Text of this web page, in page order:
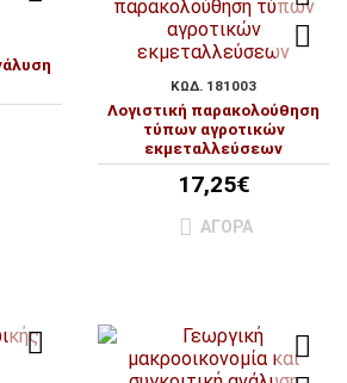
ΚΩΔ. 181003
Λογιστική παρακολούθηση
τύπων αγροτικών
εκμεταλλεύσεων
17,25€
ΑΓΟΡΆ